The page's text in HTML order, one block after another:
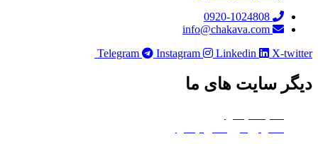
0920-1024808
info@chakava.com
Telegram
Instagram Linkedin X-
سایت های ما